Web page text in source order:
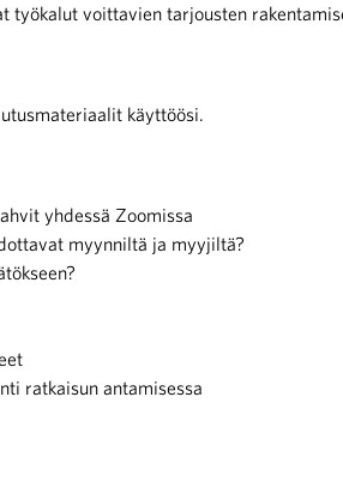
työkalut voittavien tarjousten
käyttöösi.
yhdessä Zoomissa
myynniltä ja myyjiltä?
ratkaisun antamisessa